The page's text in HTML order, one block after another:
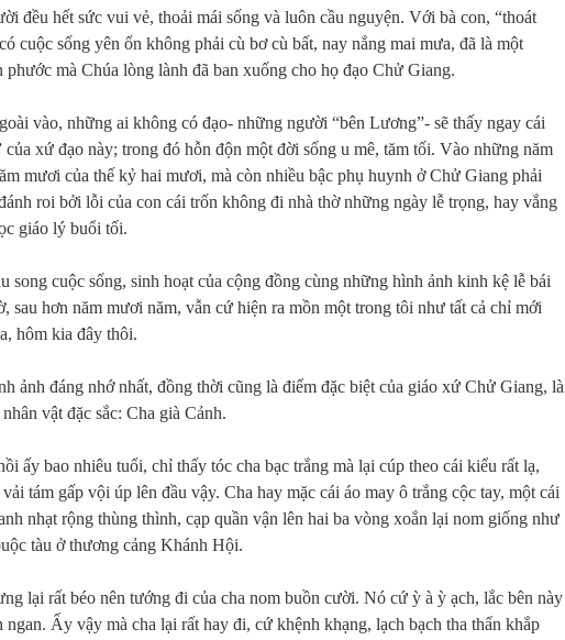
đều hết sức vui vẻ, thoải mái sống và luôn cầu nguyện. Với bà con, “thoát
cuộc sống yên ổn không phải cù bơ cù bất, nay nắng mai mưa, đã là một
mà Chúa lòng lành đã ban xuống cho họ đạo Chử Giang.
vào, những ai không có đạo- những người “bên Lương”- sẽ thấy ngay cái
của xứ đạo này; trong đó hỗn độn một đời sống u mê, tăm tối. Vào những năm
mươi của thế kỷ hai mươi, mà còn nhiều bậc phụ huynh ở Chử Giang phải
roi bởi lỗi của con cái trốn không đi nhà thờ những ngày lễ trọng, hay vắng
giáo lý buổi tối.
song cuộc sống, sinh hoạt của cộng đồng cùng những hình ảnh kinh kệ lễ bái
sau hơn năm mươi năm, vẫn cứ hiện ra mồn một trong tôi như tất cả chỉ mới
hôm kia đây thôi.
ảnh đáng nhớ nhất, đồng thời cũng là điểm đặc biệt của giáo xứ Chử Giang, là
vật đặc sắc: Cha già Cảnh.
ấy bao nhiêu tuổi, chỉ thấy tóc cha bạc trắng mà lại cúp theo cái kiểu rất lạ,
tám gấp vội úp lên đầu vậy. Cha hay mặc cái áo may ô trắng cộc tay, một cái
nhạt rộng thùng thình, cạp quần vận lên hai ba vòng xoắn lại nom giống như
tàu ở thương cảng Khánh Hội.
lại rất béo nên tướng đi của cha nom buồn cười. Nó cứ ỳ à ỳ ạch, lắc bên này
ngan. Ấy vậy mà cha lại rất hay đi, cứ khệnh khạng, lạch bạch tha thẩn khắp